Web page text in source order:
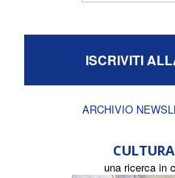
ISCRIVITI
ARCHIVIO
una ricerca in